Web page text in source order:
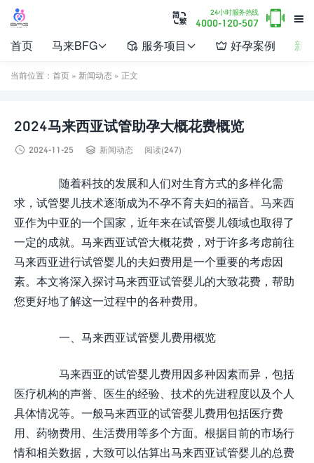

24小时服务热线
4000-120-507 

首页 马来BFG  服务项目   好孕案例 新
当前位置： 首页 » 新闻动态 » 正文
2024马来西亚试管助孕大概花费概览
 2024-11-25  新闻动态 阅读(247)
随着科技的发展和人们对生育方式的多样化需
求，试管婴儿技术逐渐成为不孕不育夫妇的福音。马来西
亚作为中亚的一个国家，近年来在试管婴儿领域也取得了
一定的成就。马来西亚试管大概花费，对于许多考虑前往
马来西亚进行试管婴儿的夫妇费用是一个重要的考虑因
素。本文将深入探讨马来西亚试管婴儿的大致花费，帮助
您更好地了解这一过程中的各种费用。
一、马来西亚试管婴儿费用概览
马来西亚的试管婴儿费用因多种因素而异，包括
医疗机构的声誉、医生的经验、技术的先进程度以及个人
具体情况等。一般马来西亚的试管婴儿费用包括医疗费
用、药物费用、生活费用等多个方面。根据目前的市场行
情和相关数据，大致可以估算出马来西亚试管婴儿的总费